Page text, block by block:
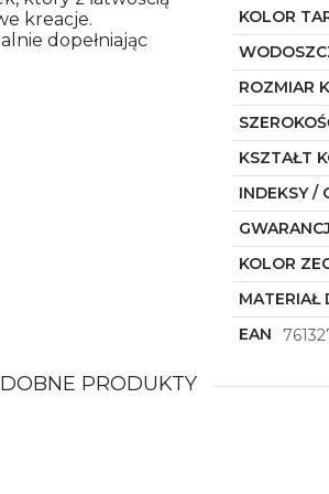
kreacje.
dopełniając
KOLOR
ROZMIAR
KSZTAŁT
INDEKSY /
KOLOR
MATERIAŁ
EAN
PRODUKTY